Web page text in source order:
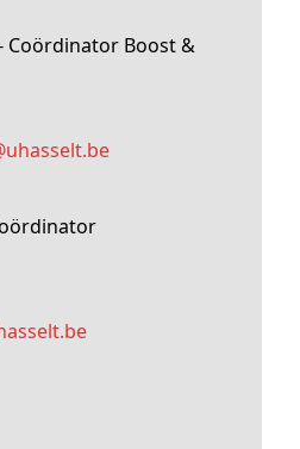
Coördinator Boost &
uhasselt.be
.be